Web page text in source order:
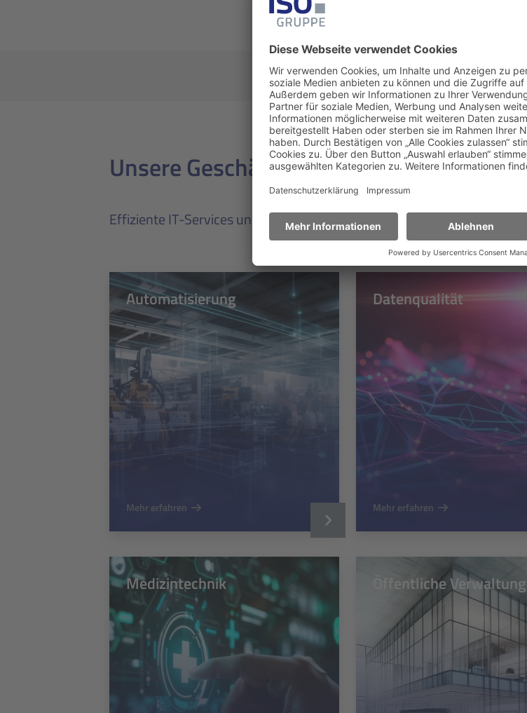
Unsere Geschäftsfelder
Effiziente IT-Services und Software für vielfältige Anforderungen
Automatisierung
Mehr erfahren
Datenqualität
Mehr erfahren
Medizintechnik Öffentliche Verwaltung